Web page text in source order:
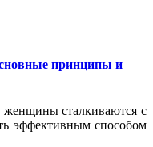
принципы и
женщины сталкиваются с
эффективным способом